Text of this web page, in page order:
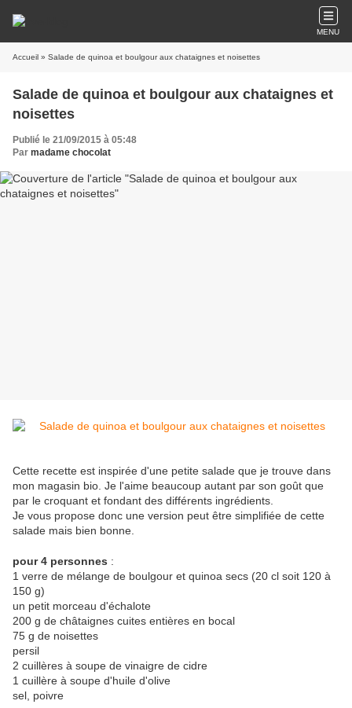
MENU
Accueil » Salade de quinoa et boulgour aux chataignes et noisettes
Salade de quinoa et boulgour aux chataignes et
noisettes
Publié le 21/09/2015 à 05:48
Par madame chocolat
Cette recette est inspirée d'une petite salade que je trouve dans
mon magasin bio. Je l'aime beaucoup autant par son goût que
par le croquant et fondant des différents ingrédients.
Je vous propose donc une version peut être simplifiée de cette
salade mais bien bonne.
pour 4 personnes :
1 verre de mélange de boulgour et quinoa secs (20 cl soit 120 à
150 g)
un petit morceau d'échalote
200 g de châtaignes cuites entières en bocal
75 g de noisettes
persil
2 cuillères à soupe de vinaigre de cidre
1 cuillère à soupe d'huile d'olive
sel, poivre